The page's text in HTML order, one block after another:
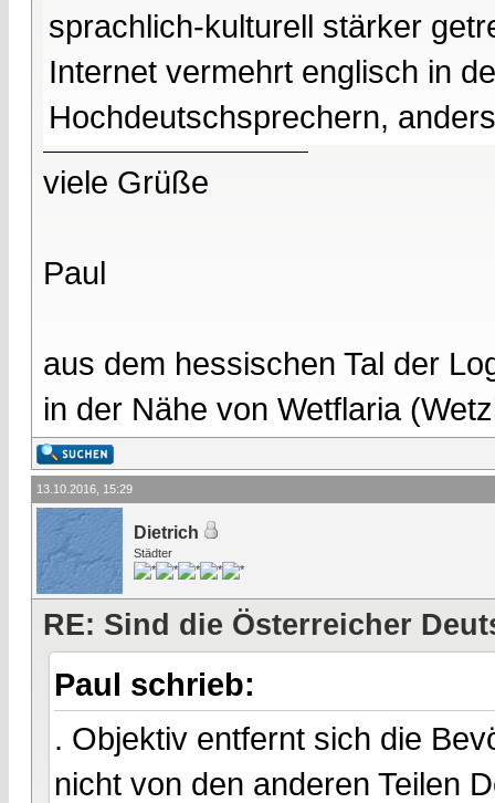
sprachlich-kulturell stärker
Internet vermehrt englisch in
Hochdeutschsprechern,
viele Grüße
Paul
aus dem hessischen Tal der
in der Nähe von Wetflaria
13.10.2016, 15:29
Dietrich
Städter
RE: Sind die Österreicher
Paul schrieb:
. Objektiv entfernt sich die
nicht von den anderen Teilen